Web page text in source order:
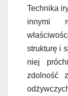
Technika
innymi
strukturę i
niej
zdolność